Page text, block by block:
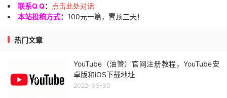
联系Q Q：
点击此处对话
本站投稿方式： 100元一篇，置顶三天！
热门文章
YouTube（油管）官网注册教程，YouTube安
卓版和iOS下载地址
2022-03-30